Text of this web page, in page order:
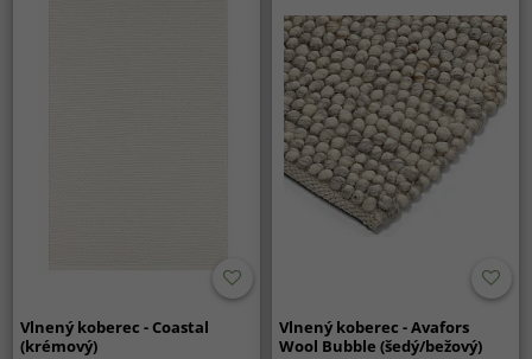
Vlnený koberec - Coastal
(krémový)
Vlnený koberec - Avafors
Wool Bubble (šedý/bežový)